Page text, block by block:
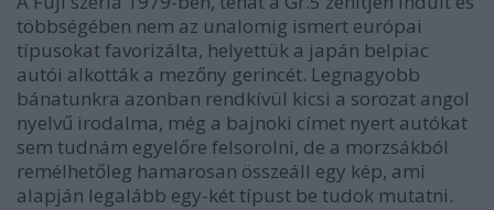
többségében nem az unalomig ismert európai
típusokat favorizálta, helyettük a japán belpiac
autói alkották a mezőny gerincét. Legnagyobb
bánatunkra azonban rendkívül kicsi a sorozat angol
nyelvű irodalma, még a bajnoki címet nyert autókat
sem tudnám egyelőre felsorolni, de a morzsákból
remélhetőleg hamarosan összeáll egy kép, ami
alapján legalább egy-két típust be tudok mutatni.